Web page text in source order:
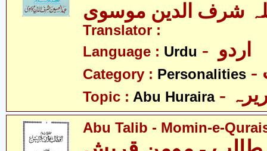
شرف الدین موسوی
Translator :
Language : Urdu
Category : Personalities
Topic : Abu Huraira
Abu Talib - Momin-e-